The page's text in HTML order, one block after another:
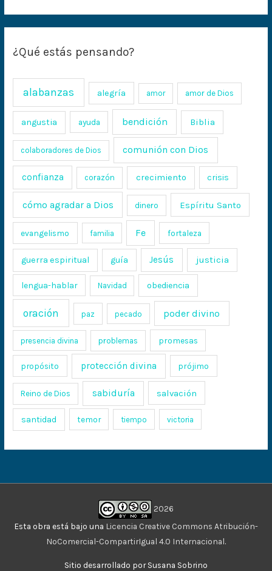
¿Qué estás pensando?
alabanzas alegría amor amor de Dios
angustia ayuda bendición Biblia
colaboradores de Dios comunión con Dios
confianza corazón crecimiento crisis
cómo agradar a Dios dinero Espíritu Santo
evangelismo familia Fe fortaleza
guerra espiritual guía Jesús justicia
lengua-hablar Navidad obediencia
oración paz pecado poder divino
presencia divina problemas promesas
propósito protección divina prójimo
Reino de Dios sabiduría salvación
santidad temor tiempo victoria
2026
Esta obra está bajo una Licencia Creative Commons Atribución-
NoComercial-CompartirIgual 4.0 Internacional.
Sitio desarrollado por Susana Sobrino